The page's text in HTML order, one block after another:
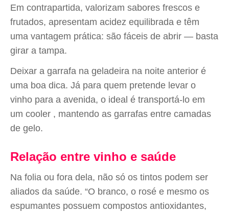
Em contrapartida, valorizam sabores frescos e
frutados, apresentam acidez equilibrada e têm
uma vantagem prática: são fáceis de abrir — basta
girar a tampa.
Deixar a garrafa na geladeira na noite anterior é
uma boa dica. Já para quem pretende levar o
vinho para a avenida, o ideal é transportá-lo em
um cooler , mantendo as garrafas entre camadas
de gelo.
Relação entre vinho e saúde
Na folia ou fora dela, não só os tintos podem ser
aliados da saúde. “O branco, o rosé e mesmo os
espumantes possuem compostos antioxidantes,